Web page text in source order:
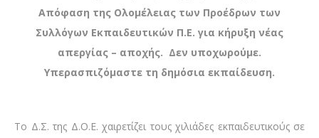
Απόφαση της Ολομέλειας των Προέδρων των
Συλλόγων Εκπαιδευτικών Π.Ε. για κήρυξη νέας
απεργίας – αποχής. Δεν υποχωρούμε.
Υπερασπιζόμαστε τη δημόσια εκπαίδευση.
Το Δ.Σ. της Δ.Ο.Ε. χαιρετίζει τους χιλιάδες εκπαιδευτικούς σε